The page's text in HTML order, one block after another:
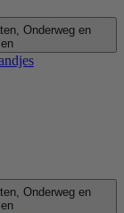
Onderweg en
Onderweg en